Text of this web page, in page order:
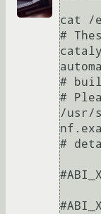
cat /
#
#
#
/usr/
#